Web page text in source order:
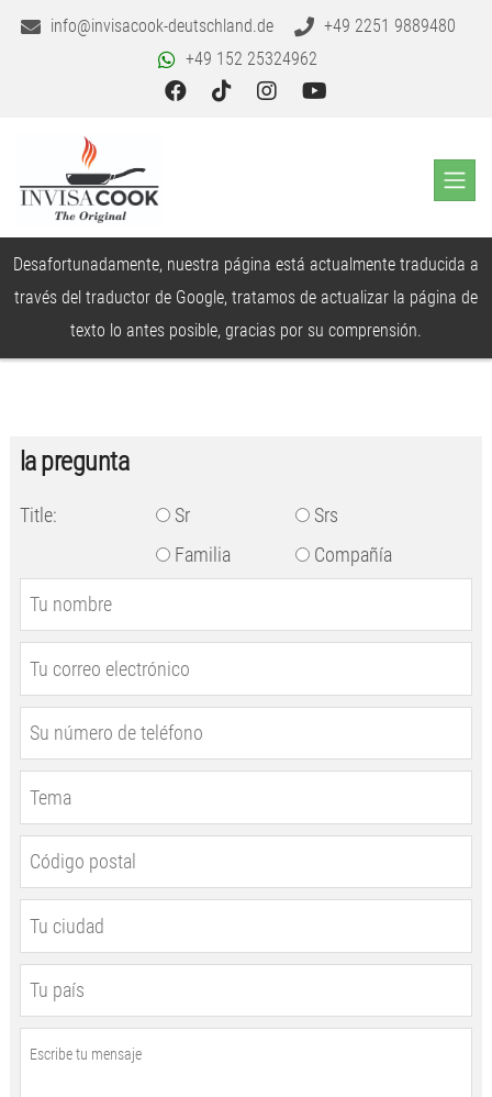
info@invisacook-deutschland.de
+49 2251 9889480
+49 152 25324962
Desafortunadamente, nuestra página está actualmente traducida a
través del traductor de Google, tratamos de actualizar la página de
texto lo antes posible, gracias por su comprensión.
la pregunta
Title: Sr
Srs
Familia
Compañía